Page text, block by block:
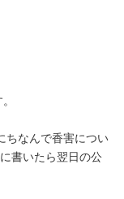
ちなんで香害につい
書いたら翌日の公